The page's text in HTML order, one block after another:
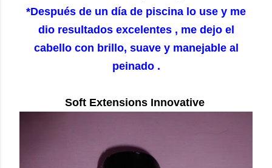
*Después de un día de piscina lo use y me
dio resultados excelentes , me dejo el
cabello con brillo, suave y manejable al
peinado .
Soft Extensions Innovative